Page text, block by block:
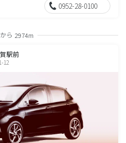
0952-28-0100
ら 2974m
駅前
12